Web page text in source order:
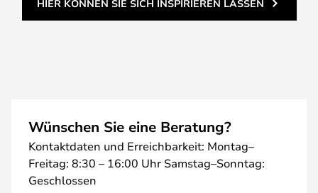
HIER KÖNNEN SIE SICH INSPIRIEREN LASSEN
Wünschen Sie eine Beratung?
Kontaktdaten und Erreichbarkeit: Montag–
Freitag: 8:30 – 16:00 Uhr Samstag–Sonntag:
Geschlossen